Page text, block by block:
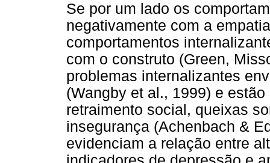
Se por um lado os
negativamente com a
comportamentos
com o construto (Green,
problemas internalizantes
(Wangby et al., 1999) e
retraimento social, queixas
insegurança (Achenbach &
evidenciam a relação entre